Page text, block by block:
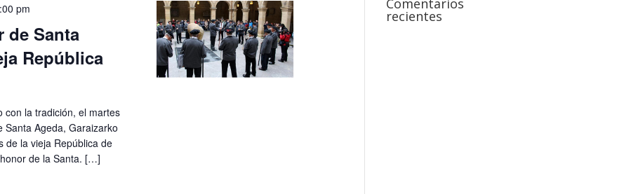
de Santa
República
pm
con la tradición, el martes
Ageda, Garaizarko
de la vieja República de
de la Santa. […]
Comentarios
recientes